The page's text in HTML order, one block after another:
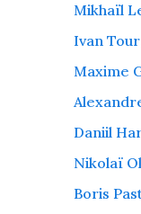
Mikhaïl
Ivan
Maxime
Daniil
Nikolaï
Boris